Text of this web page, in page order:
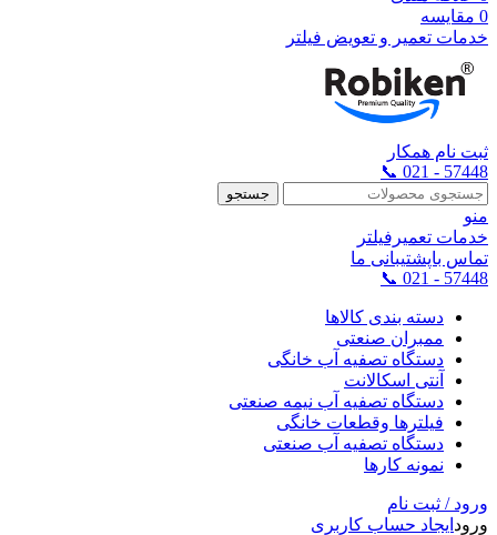
0 مقایسه
خدمات تعمیر و تعویض فیلتر
ثبت نام همکار
57448 - 021 📞
جستجو
منو
خدمات تعمیرفیلتر
تماس باپشتیبانی ما
57448 - 021 📞
دسته بندی کالاها
ممبران صنعتی
دستگاه تصفیه آب خانگی
آنتی اسکالانت
دستگاه تصفیه آب نیمه صنعتی
فیلترها وقطعات خانگی
دستگاه تصفیه آب صنعتی
نمونه کارها
ورود / ثبت نام
ورود ایجاد حساب کاربری